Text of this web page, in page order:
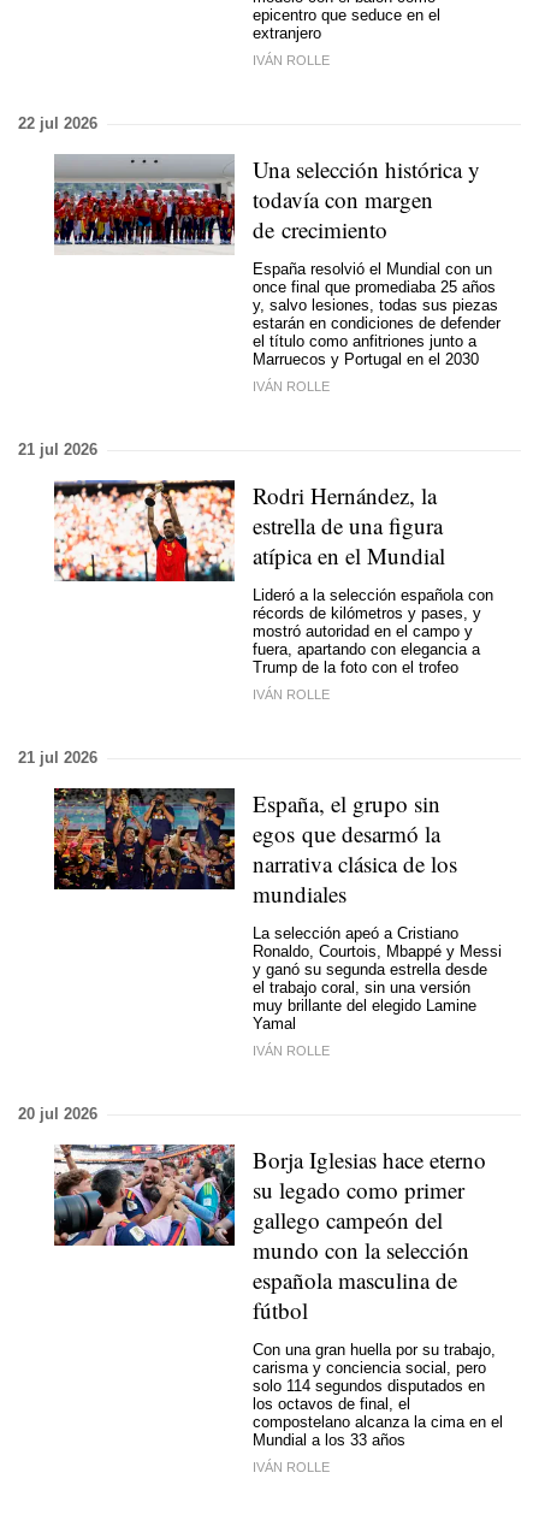
epicentro que seduce en el
extranjero
IVÁN ROLLE
22 jul 2026
Una selección histórica y
todavía con margen
de crecimiento
España resolvió el Mundial con un
once final que promediaba 25 años
y, salvo lesiones, todas sus piezas
estarán en condiciones de defender
el título como anfitriones junto a
Marruecos y Portugal en el 2030
IVÁN ROLLE
21 jul 2026
Rodri Hernández, la
estrella de una figura
atípica en el Mundial
Lideró a la selección española con
récords de kilómetros y pases, y
mostró autoridad en el campo y
fuera, apartando con elegancia a
Trump de la foto con el trofeo
IVÁN ROLLE
21 jul 2026
España, el grupo sin
egos que desarmó la
narrativa clásica de los
mundiales
La selección apeó a Cristiano
Ronaldo, Courtois, Mbappé y Messi
y ganó su segunda estrella desde
el trabajo coral, sin una versión
muy brillante del elegido Lamine
Yamal
IVÁN ROLLE
20 jul 2026
Borja Iglesias hace eterno
su legado como primer
gallego campeón del
mundo con la selección
española masculina de
fútbol
Con una gran huella por su trabajo,
carisma y conciencia social, pero
solo 114 segundos disputados en
los octavos de final, el
compostelano alcanza la cima en el
Mundial a los 33 años
IVÁN ROLLE